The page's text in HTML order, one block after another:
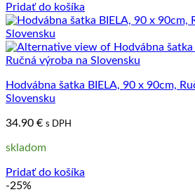
Pridať do košíka
Hodvábna šatka BIELA, 90 x 90cm,
Slovensku
34.90 € s DPH
skladom
Pridať do košíka
-25%